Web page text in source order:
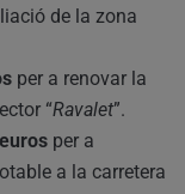
de la zona
per a renovar la
“Ravalet”.
per a
a la carretera